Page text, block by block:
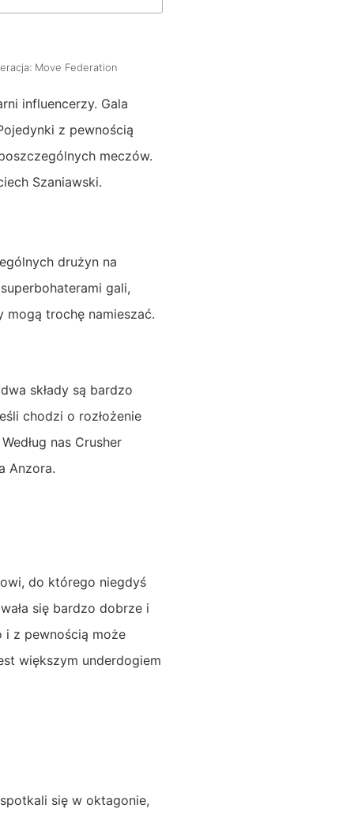
Move Federation
influencerzy. Gala
z pewnością
meczów.
Szaniawski.
drużyn na
gali,
mogą trochę namieszać.
składy są bardzo
chodzi o rozłożenie
nas Crusher
Anzora.
do którego niegdyś
się bardzo dobrze i
i z pewnością może
większym underdogiem
się w oktagonie,